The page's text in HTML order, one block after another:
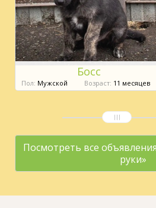
Босс
Пол: Мужской Возраст: 11 месяцев
Посмотреть все
руки»